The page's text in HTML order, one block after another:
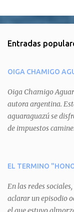
e
t
a
r
i
o
Entradas
OIGA CHAMIGO
Oiga Chamigo
autora argentina.
aguaraguazú se
de impuestos
aguará le provoca.
del aguará y pasa
expuesta la mentira
EL TERMINO
En las redes
aclarar un episodio